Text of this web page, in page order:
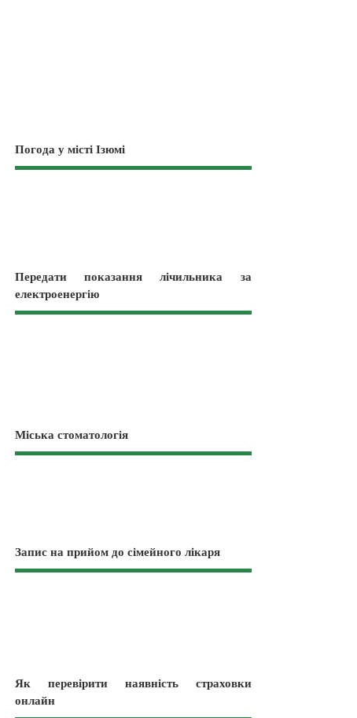
Погода у місті Ізюмі
Передати показання лічильника за
електроенергію
Міська стоматологія
Запис на прийом до сімейного лікаря
Як перевірити наявність страховки
онлайн